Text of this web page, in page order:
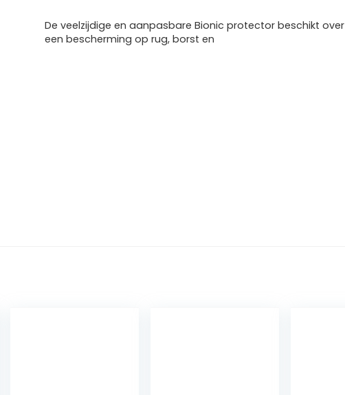
De veelzijdige en aanpasbare Bionic protector beschikt over
een bescherming op rug, borst en